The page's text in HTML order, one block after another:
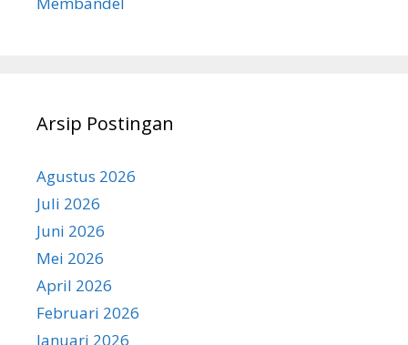
Arsip Postingan
Agustus 2026
Juli 2026
Juni 2026
Mei 2026
April 2026
Februari 2026
Januari 2026